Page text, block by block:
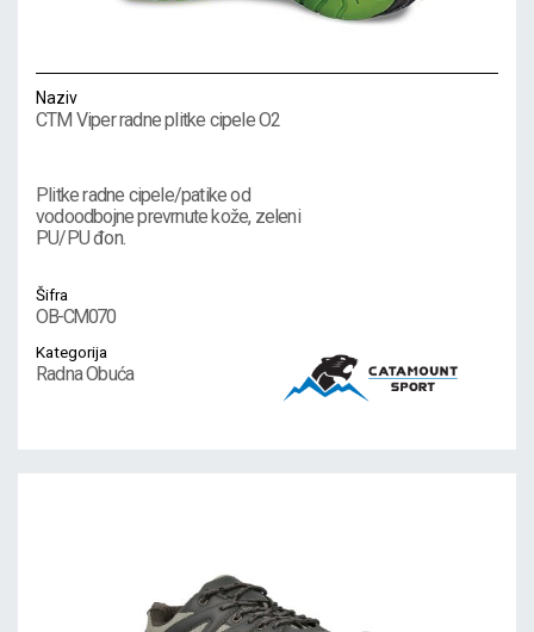
Naziv
CTM Viper radne plitke cipele O2
Plitke radne cipele/patike od
vodoodbojne prevrnute kože, zeleni
PU/PU đon.
Šifra
OB-CM070
Kategorija
Radna Obuća